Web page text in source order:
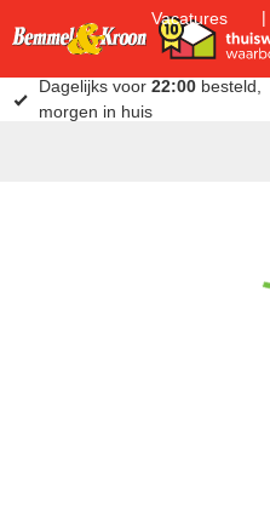
Vacatures
Dagelijks voor22:00 besteld,
morgen in huis